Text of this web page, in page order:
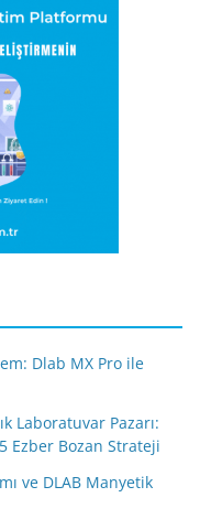
Dlab MX Pro ile
Laboratuvar Pazarı:
Ezber Bozan Strateji
ve DLAB Manyetik